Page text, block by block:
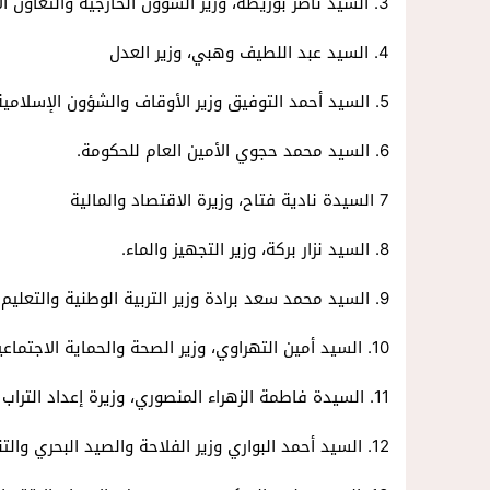
4. السيد عبد اللطيف وهبي، وزير العدل
5. السيد أحمد التوفيق وزير الأوقاف والشؤون الإسلامية.
6. السيد محمد حجوي الأمين العام للحكومة.
7 السيدة نادية فتاح، وزيرة الاقتصاد والمالية
8. السيد نزار بركة، وزير التجهيز والماء.
9. السيد محمد سعد برادة وزير التربية الوطنية والتعليم الأولي والرياضة
10. السيد أمين التهراوي، وزير الصحة والحماية الاجتماعية.
11. السيدة فاطمة الزهراء المنصوري، وزيرة إعداد التراب الوطني والتعمير والإسكان وسياسة المدينة.
12. السيد أحمد البواري وزير الفلاحة والصيد البحري والتنمية القروية والمياه والغابات.